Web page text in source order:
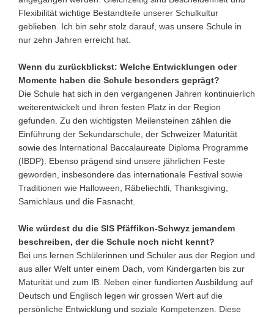
Flexibilität wichtige Bestandteile unserer Schulkultur
geblieben. Ich bin sehr stolz darauf, was unsere Schule in
nur zehn Jahren erreicht hat.
Wenn du zurückblickst: Welche Entwicklungen oder
Momente haben die Schule besonders geprägt?
Die Schule hat sich in den vergangenen Jahren kontinuierlich
weiterentwickelt und ihren festen Platz in der Region
gefunden. Zu den wichtigsten Meilensteinen zählen die
Einführung der Sekundarschule, der Schweizer Maturität
sowie des International Baccalaureate Diploma Programme
(IBDP). Ebenso prägend sind unsere jährlichen Feste
geworden, insbesondere das internationale Festival sowie
Traditionen wie Halloween, Räbeliechtli, Thanksgiving,
Samichlaus und die Fasnacht.
Wie würdest du die SIS Pfäffikon-Schwyz jemandem
beschreiben, der die Schule noch nicht kennt?
Bei uns lernen Schülerinnen und Schüler aus der Region und
aus aller Welt unter einem Dach, vom Kindergarten bis zur
Maturität und zum IB. Neben einer fundierten Ausbildung auf
Deutsch und Englisch legen wir grossen Wert auf die
persönliche Entwicklung und soziale Kompetenzen. Diese